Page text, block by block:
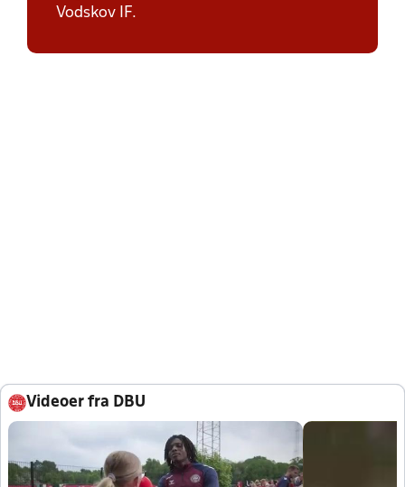
Vodskov IF.
Videoer fra DBU